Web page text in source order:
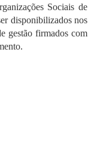
Sociais de
disponibilizados nos
gestão firmados com